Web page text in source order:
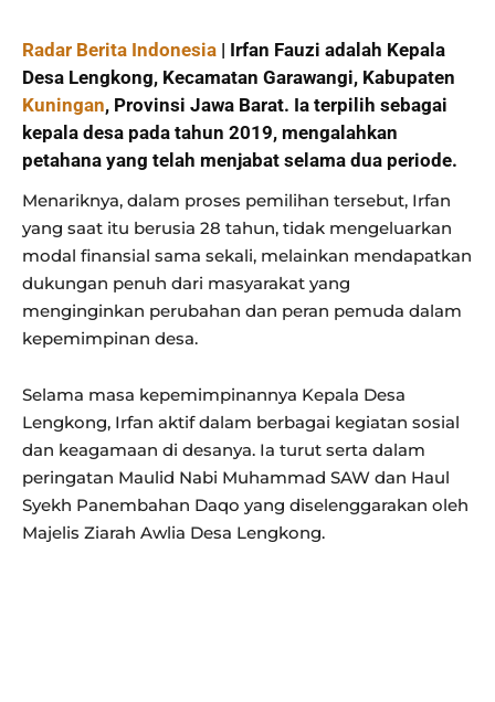
Radar Berita Indonesia | Irfan Fauzi adalah Kepala
Desa Lengkong, Kecamatan Garawangi, Kabupaten
Kuningan, Provinsi Jawa Barat. Ia terpilih sebagai
kepala desa pada tahun 2019, mengalahkan
petahana yang telah menjabat selama dua periode.
Menariknya, dalam proses pemilihan tersebut, Irfan
yang saat itu berusia 28 tahun, tidak mengeluarkan
modal finansial sama sekali, melainkan mendapatkan
dukungan penuh dari masyarakat yang
menginginkan perubahan dan peran pemuda dalam
kepemimpinan desa.
Selama masa kepemimpinannya Kepala Desa
Lengkong, Irfan aktif dalam berbagai kegiatan sosial
dan keagamaan di desanya. Ia turut serta dalam
peringatan Maulid Nabi Muhammad SAW dan Haul
Syekh Panembahan Daqo yang diselenggarakan oleh
Majelis Ziarah Awlia Desa Lengkong.